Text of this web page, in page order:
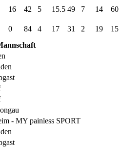
16 42 5 15.5 49 7 14 60
0 84 4 17 31 2 19
15
- MY painless SPORT